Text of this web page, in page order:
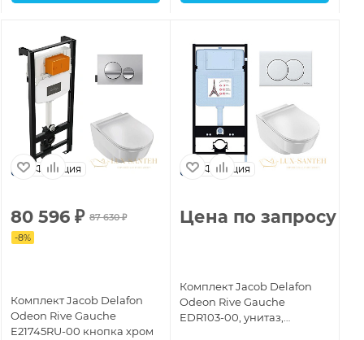
Франция
80 596 ₽ 87 630₽
-8%
Комплект Jacob Delafon
Odeon Rive Gauche
E21745RU-00 кнопка хром
Франция
Цена по запросу
Комплект Jacob Delafon
Odeon Rive Gauche
EDR103-00, унитаз,